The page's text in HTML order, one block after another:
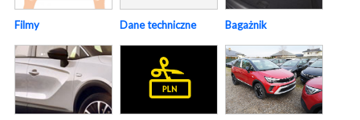
Filmy Dane techniczne Bagażnik